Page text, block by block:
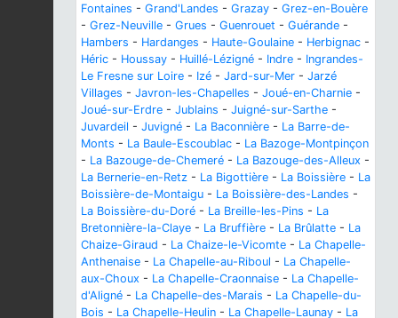
Fontaines - Grand'Landes - Grazay - Grez-en-Bouère
- Grez-Neuville - Grues - Guenrouet - Guérande -
Hambers - Hardanges - Haute-Goulaine - Herbignac -
Héric - Houssay - Huillé-Lézigné - Indre - Ingrandes-
Le Fresne sur Loire - Izé - Jard-sur-Mer - Jarzé
Villages - Javron-les-Chapelles - Joué-en-Charnie -
Joué-sur-Erdre - Jublains - Juigné-sur-Sarthe -
Juvardeil - Juvigné - La Baconnière - La Barre-de-
Monts - La Baule-Escoublac - La Bazoge-Montpinçon
- La Bazouge-de-Chemeré - La Bazouge-des-Alleux -
La Bernerie-en-Retz - La Bigottière - La Boissière - La
Boissière-de-Montaigu - La Boissière-des-Landes -
La Boissière-du-Doré - La Breille-les-Pins - La
Bretonnière-la-Claye - La Bruffière - La Brûlatte - La
Chaize-Giraud - La Chaize-le-Vicomte - La Chapelle-
Anthenaise - La Chapelle-au-Riboul - La Chapelle-
aux-Choux - La Chapelle-Craonnaise - La Chapelle-
d'Aligné - La Chapelle-des-Marais - La Chapelle-du-
Bois - La Chapelle-Heulin - La Chapelle-Launay - La